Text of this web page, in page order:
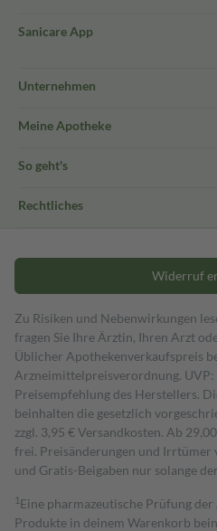
Sanicare App
Unternehmen
Meine Apotheke
So geht's
Rechtliches
Widerruf
Zu Risiken und Nebenwirkungen
fragen Sie Ihre Ärztin, Ihren Arzt
Üblicher Apothekenverkaufspreis
Arzneimittelpreisverordnung.
Preisempfehlung des Herstellers.
beinhalten die gesetzlich
zzgl. 3,95 € Versandkosten. Ab
frei. Preisänderungen und Irrtümer
und Gratis-Beigaben nur solange
1 Eine pharmazeutische Prüfung
Produkte in deinem Warenkorb